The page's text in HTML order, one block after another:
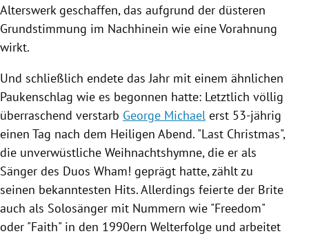
Alterswerk geschaffen, das aufgrund der düsteren
Grundstimmung im Nachhinein wie eine Vorahnung
wirkt.
Und schließlich endete das Jahr mit einem ähnlichen
Paukenschlag wie es begonnen hatte: Letztlich völlig
überraschend verstarb George Michael erst 53-jährig
einen Tag nach dem Heiligen Abend. "Last Christmas",
die unverwüstliche Weihnachtshymne, die er als
Sänger des Duos Wham! geprägt hatte, zählt zu
seinen bekanntesten Hits. Allerdings feierte der Brite
auch als Solosänger mit Nummern wie "Freedom"
oder "Faith" in den 1990ern Welterfolge und arbeitet